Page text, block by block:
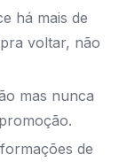
há mais de
voltar, não
mas nunca
de